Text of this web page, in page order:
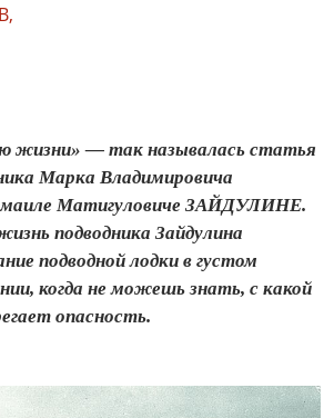
жизни» — так называлась статья
Марка Владимировича
Матигуловиче ЗАЙДУЛИНЕ.
подводника Зайдулина
подводной лодки в густом
когда не можешь знать, с какой
опасность.